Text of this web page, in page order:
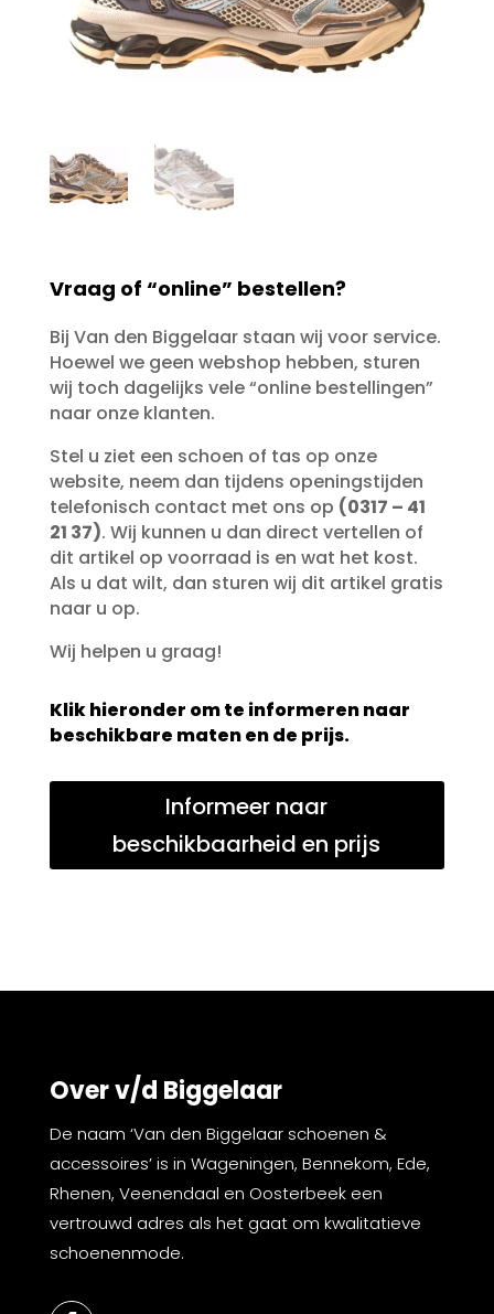
Vraag of “online” bestellen?
Bij Van den Biggelaar staan wij voor service.
Hoewel we geen webshop hebben, sturen
wij toch dagelijks vele “online bestellingen”
naar onze klanten.
Stel u ziet een schoen of tas op onze
website, neem dan tijdens openingstijden
telefonisch contact met ons op (0317 – 41
21 37). Wij kunnen u dan direct vertellen of
dit artikel op voorraad is en wat het kost.
Als u dat wilt, dan sturen wij dit artikel gratis
naar u op.
Wij helpen u graag!
Klik hieronder om te informeren naar
beschikbare maten en de prijs.
Informeer naar
beschikbaarheid en prijs
Over v/d Biggelaar
De naam ‘Van den Biggelaar schoenen &
accessoires’ is in Wageningen, Bennekom, Ede,
Rhenen, Veenendaal en Oosterbeek een
vertrouwd adres als het gaat om kwalitatieve
schoenenmode.